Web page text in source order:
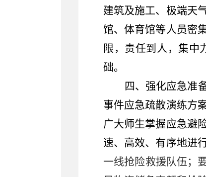
建筑及施工、极端天
馆、体育馆等人员密
限，责任到人，集中
础。
四、强化应急准
事件应急疏散演练方
广大师生掌握应急避
速、高效、有序地进
一线抢险救援队伍；